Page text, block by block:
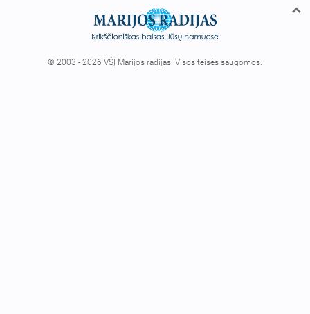
© 2003 - 2026 VŠĮ Marijos radijas. Visos teisės saugomos.